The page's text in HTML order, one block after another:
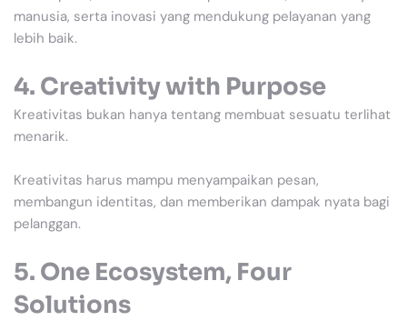
manusia, serta inovasi yang mendukung pelayanan yang
lebih baik.
4. Creativity with Purpose
Kreativitas bukan hanya tentang membuat sesuatu terlihat
menarik.
Kreativitas harus mampu menyampaikan pesan,
membangun identitas, dan memberikan dampak nyata bagi
pelanggan.
5. One Ecosystem, Four
Solutions